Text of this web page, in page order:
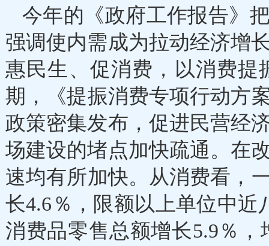
今年的《政府工作报告》
强调使内需成为拉动经济增
惠民生、促消费，以消费提
期，《提振消费专项行动方
政策密集发布，促进民营经
场建设的堵点加快疏通。在
速均有所加快。从消费看，
长4.6％，限额以上单位中
消费品零售总额增长5.9％，